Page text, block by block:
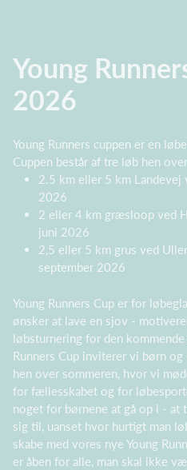
Young
2026
Young Runners cuppen er en
Cuppen består af tre løb hen
2.5 km eller 5 km Landevej
2026
2 eller 4 km græsloop ved
juni 2026
2,5 eller 5 km grus ved
september 2026
Young Runners Cup er for
ønsker at lave en sjov -
løbsturnering for den
Runners Cup inviterer vi børn
hen over sommeren, hvor vi
for fællesskabet og for
noget for børnene at gå op i -
sig til, uanset hvor hurtigt man
skabe med vores nye Young
er åben for alle, man skal ikke